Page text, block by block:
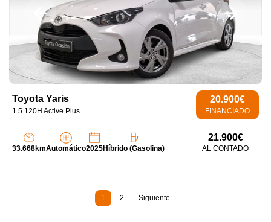
Toyota Yaris
1.5 120H Active Plus
20.900€
FINANCIADO
33.668kmAutomático2025Híbrido (Gasolina)
21.900€
AL CONTADO
1 2 Siguiente